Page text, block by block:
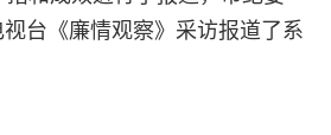
台《廉情观察》采访报道了系